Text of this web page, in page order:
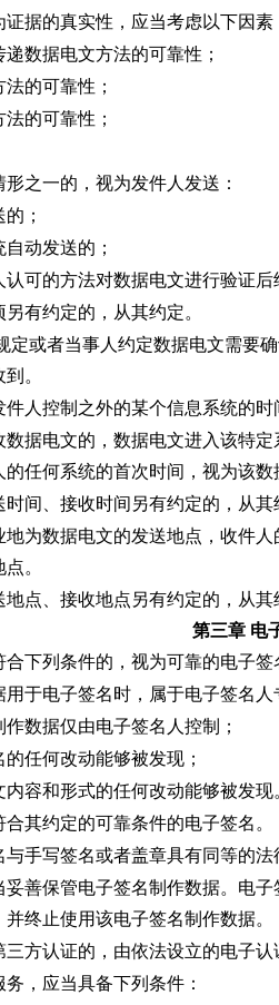
据的真实性，应当考虑以下因素
递数据电文方法的可靠性；
的可靠性；
的可靠性；
之一的，视为发件人发送：
；
动发送的；
认可的方法对数据电文进行验证后
有约定的，从其约定。
定或者当事人约定数据电文需要
。
人控制之外的某个信息系统的时
据电文的，数据电文进入该特
任何系统的首次时间，视为该数
间、接收时间另有约定的，从其
地为数据电文的发送地点，收件
。
点、接收地点另有约定的，从其
第三章 电
下列条件的，视为可靠的电子签
用于电子签名时，属于电子签名人
作数据仅由电子签名人控制；
的任何改动能够被发现；
内容和形式的任何改动能够被发现
其约定的可靠条件的电子签名。
手写签名或者盖章具有同等的法
妥善保管电子签名制作数据。电
终止使用该电子签名制作数据。
方认证的，由依法设立的电子认
，应当具备下列条件：